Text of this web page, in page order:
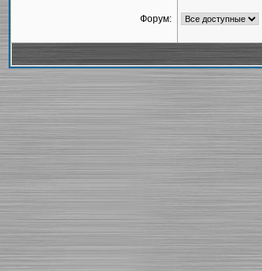
Форум: